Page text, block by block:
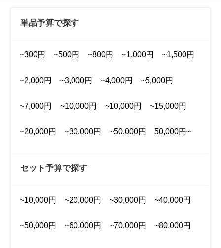
単品予算で探す
~300円 ~500円 ~800円 ~1,000円 ~1,500円
~2,000円 ~3,000円 ~4,000円 ~5,000円
~7,000円 ~10,000円 ~10,000円 ~15,000円
~20,000円 ~30,000円 ~50,000円 50,000円~
セット予算で探す
~10,000円 ~20,000円 ~30,000円 ~40,000円
~50,000円 ~60,000円 ~70,000円 ~80,000円